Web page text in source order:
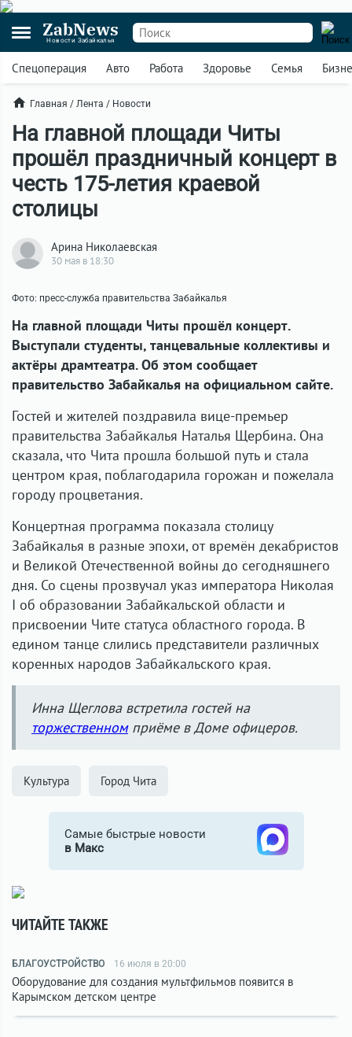
ZabNews
Новости Забайкалья
Спецоперация Авто Работа Здоровье Семья
Главная / Лента / Новости
На главной площади Читы
прошёл праздничный концерт в
честь 175-летия краевой
столицы
Арина Николаевская
30 мая в 18:30
Фото: пресс-служба правительства Забайкалья
На главной площади Читы прошёл концерт.
Выступали студенты, танцевальные коллективы и
актёры драмтеатра. Об этом сообщает
правительство Забайкалья на официальном сайте.
Гостей и жителей поздравила вице-премьер
правительства Забайкалья Наталья Щербина. Она
сказала, что Чита прошла большой путь и стала
центром края, поблагодарила горожан и пожелала
городу процветания.
Концертная программа показала столицу
Забайкалья в разные эпохи, от времён декабристов
и Великой Отечественной войны до сегодняшнего
дня. Со сцены прозвучал указ императора Николая
I об образовании Забайкальской области и
присвоении Чите статуса областного города. В
едином танце слились представители различных
коренных народов Забайкальского края.
Инна Щеглова встретила гостей на
торжественномприёме в Доме офицеров.
Культура Город Чита
Самые быстрые новости
в Макс
ЧИТАЙТЕ ТАКЖЕ
БЛАГОУСТРОЙСТВО 16 июля в 20:00
Оборудование для создания мультфильмов появится в
Карымском детском центре